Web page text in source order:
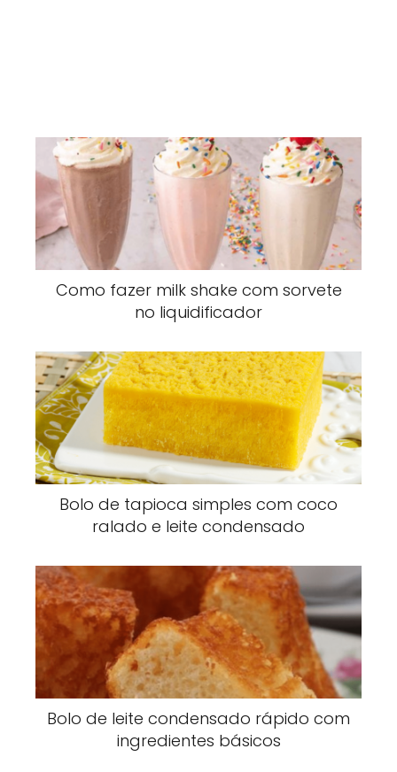
Como fazer milk shake com sorvete
no liquidificador
Bolo de tapioca simples com coco
ralado e leite condensado
Bolo de leite condensado rápido com
ingredientes básicos